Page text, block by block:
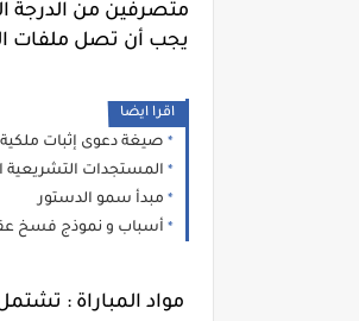
متصرفين من الدرجة
يجب أن تصل ملفات
اقرا ايضا
صيغة دعوى إثبات ملكية
المستجدات التشريعية
مبدأ سمو الدستور
أسباب و نموذج فسخ
مواد المباراة :